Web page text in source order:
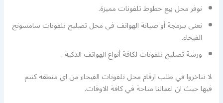
نوفر محل بيع خطوط تلفونات مميزة.
نعنى ببرمجة أو صيانة الهواتف في محل تصليح تلفونات سامسونج
الفيحاء.
ورشة تصليح تلفونات لكافة أنواع الهواتف الذكية .
لا تتاخروا في طلب ارقام محل تلفونات الفيحاء من اي منطقة كنتم
فيها حيث ان اعمالنا متاحة في كافة الاوقات.